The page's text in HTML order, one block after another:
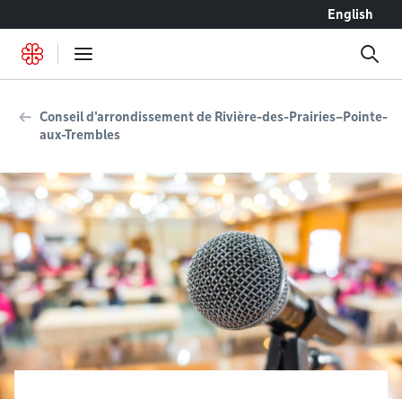
English
Conseil d'arrondissement de Rivière-des-Prairies–Pointe-
aux-Trembles